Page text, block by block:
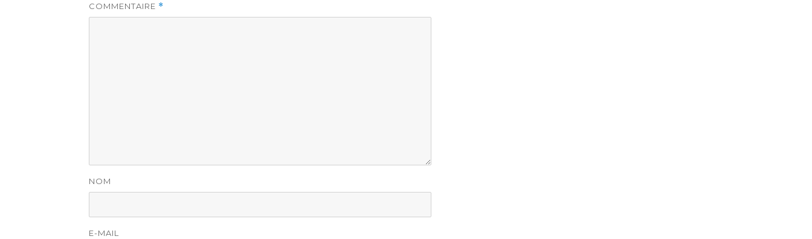
COMMENTAIRE *
NOM
E-MAIL